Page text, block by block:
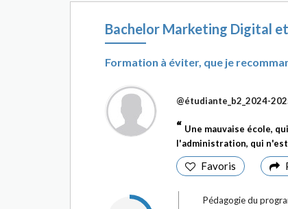
Bachelor Marketing Digital
Formation à éviter, que je
@étudiante_b2_2024-
Une mauvaise école,
l'administration, qui
Favoris
Pédagogie du